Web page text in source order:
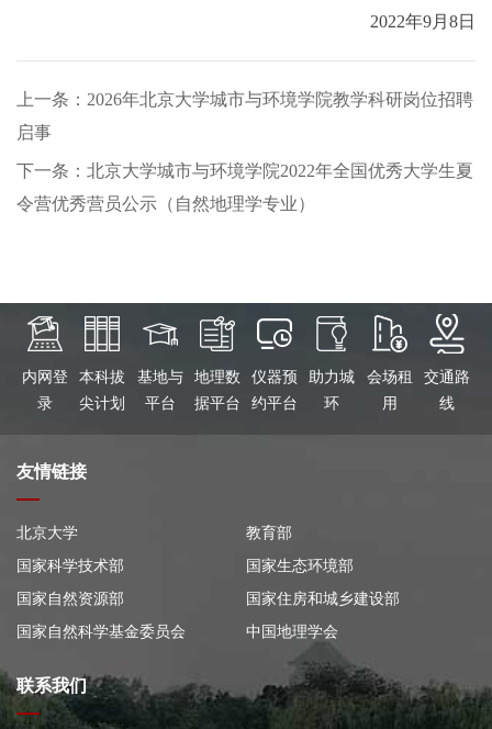
2022年9月 8日
上一条：2026年北京大学城市与环境学院教学科研岗位招聘
启事
下一条：北京大学城市与环境学院2022年全国优秀大学生夏
令营优秀营员公示（自然地理学专业）
内网登
录
本科拔
尖计划
基地与
平台
地理数
据平台
仪器预
约平台
助力城
环
会场租
用
交通路
线
友情链接
北京大学
教育部
国家科学技术部
国家生态环境部
国家自然资源部
国家住房和城乡建设部
国家自然科学基金委员会
中国地理学会
联系我们